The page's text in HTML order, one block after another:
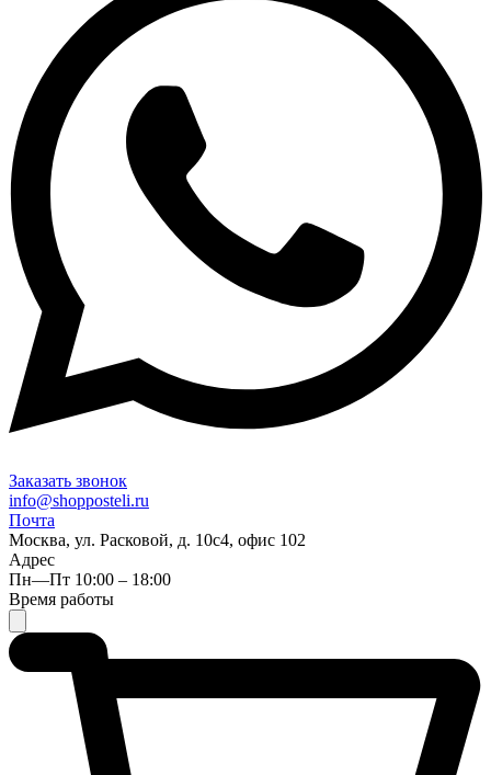
Заказать звонок
info@shopposteli.ru
Почта
Москва, ул. Расковой, д. 10с4, офис 102
Адрес
Пн—Пт 10:00 – 18:00
Время работы